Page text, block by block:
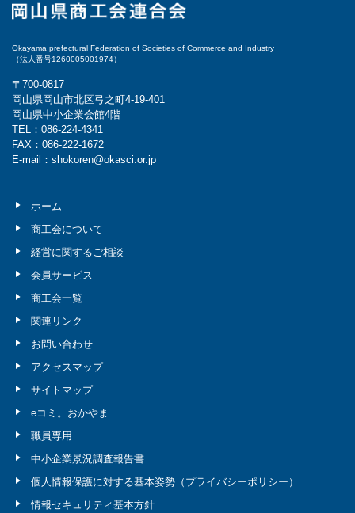
Okayama prefectural Federation of Societies of Commerce and Industry
（法人番号1260005001974）
〒700-0817
岡山県岡山市北区弓之町4-19-401
岡山県中小企業会館4階
TEL：086-224-4341
FAX：086-222-1672
E-mail：shokoren@okasci.or.jp
ホーム
商工会について
経営に関するご相談
会員サービス
商工会一覧
関連リンク
お問い合わせ
アクセスマップ
サイトマップ
eコミ。おかやま
職員専用
中小企業景況調査報告書
個人情報保護に対する基本姿勢（プライバシーポリシー）
情報セキュリティ基本方針